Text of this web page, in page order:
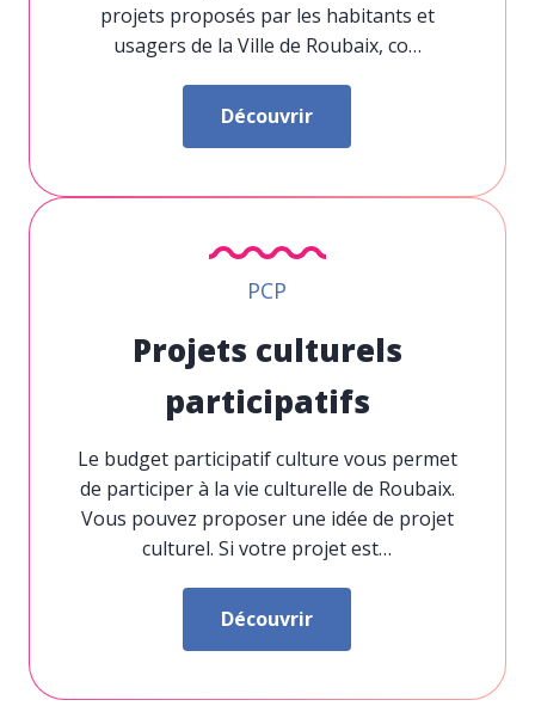
projets proposés par les habitants et
usagers de la Ville de Roubaix, co…
Découvrir
PCP
Projets culturels
participatifs
Le budget participatif culture vous permet
de participer à la vie culturelle de Roubaix.
Vous pouvez proposer une idée de projet
culturel. Si votre projet est…
Découvrir